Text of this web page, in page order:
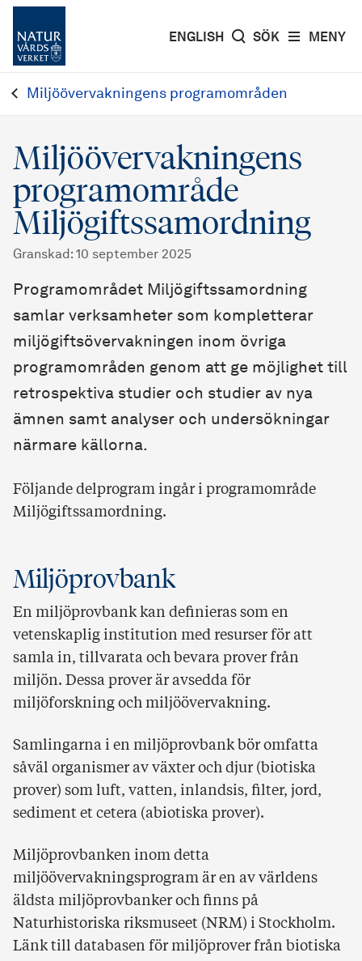
MENY
ENGLISH SÖK
Miljöövervakningens programområden
Miljöövervakningens
programområde
Miljögiftssamordning
Granskad : 10 september 2025
Programområdet Miljögiftssamordning
samlar verksamheter som kompletterar
miljögiftsövervakningen inom övriga
programområden genom att ge möjlighet till
retrospektiva studier och studier av nya
ämnen samt analyser och undersökningar
närmare källorna.
Följande delprogram ingår i programområde
Miljögiftssamordning.
Miljöprovbank
En miljöprovbank kan definieras som en
vetenskaplig institution med resurser för att
samla in, tillvarata och bevara prover från
miljön. Dessa prover är avsedda för
miljöforskning och miljöövervakning.
Samlingarna i en miljöprovbank bör omfatta
såväl organismer av växter och djur (biotiska
prover) som luft, vatten, inlandsis, filter, jord,
sediment et cetera (abiotiska prover).
Miljöprovbanken inom detta
miljöövervakningsprogram är en av världens
äldsta miljöprovbanker och finns på
Naturhistoriska riksmuseet (NRM) i Stockholm.
Länk till databasen för miljöprover från biotiska